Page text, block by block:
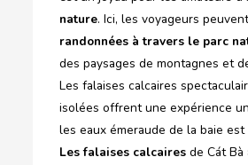
nature. Ici, les voyageurs
randonnées à travers le parc
des paysages de montagnes et
Les falaises calcaires
isolées offrent une expérience
les eaux émeraude de la baie
Les falaises calcaires de Cát